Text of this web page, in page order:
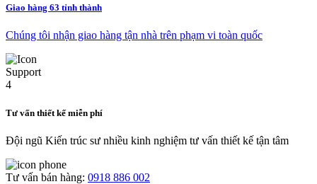
Giao hàng 63 tỉnh thành
Chúng tôi nhận giao hàng tận nhà trên phạm vi toàn quốc
Tư vấn thiết kế miễn phí
Đội ngũ Kiến trúc sư nhiều kinh nghiệm tư vấn thiết kế tận tâm
Tư vấn bán hàng: 0918 886 002